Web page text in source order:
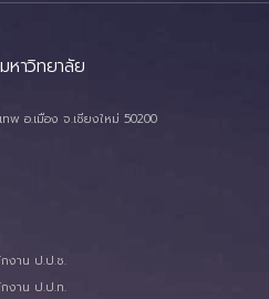
หาวิทยาลัย
พ อ.เมือง จ.เชียงใหม่ 50200
กงาน ป.ป.ช.
กงาน ป.ป.ท.